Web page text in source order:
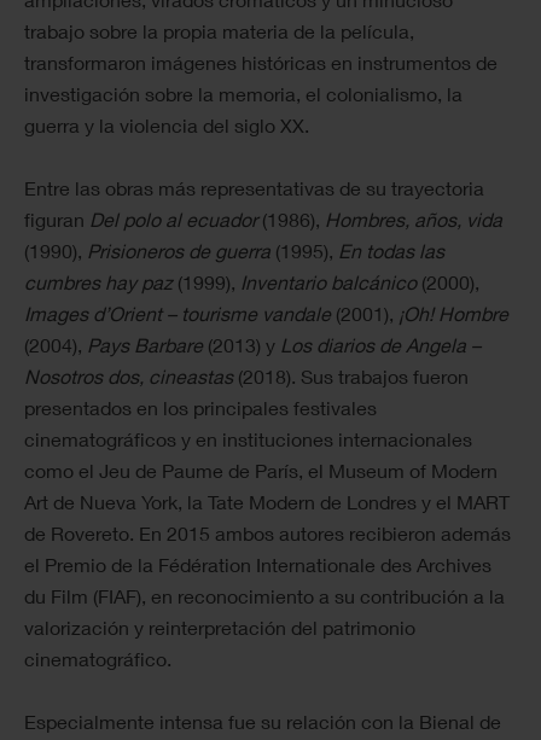
trabajo sobre la propia materia de la película,
transformaron imágenes históricas en instrumentos de
investigación sobre la memoria, el colonialismo, la
guerra y la violencia del siglo XX.
Entre las obras más representativas de su trayectoria
figuran Del polo al ecuador(1986), Hombres, años, vida
(1990), Prisioneros de guerra (1995), En todas las
cumbres hay paz(1999), Inventario balcánico(2000),
Images d’Orient – tourisme vandale (2001), ¡Oh! Hombre
(2004), Pays Barbare (2013) y Los diarios de Angela –
Nosotros dos, cineastas(2018). Sus trabajos fueron
presentados en los principales festivales
cinematográficos y en instituciones internacionales
como el Jeu de Paume de París, el Museum of Modern
Art de Nueva York, la Tate Modern de Londres y el MART
de Rovereto. En 2015 ambos autores recibieron además
el Premio de la Fédération Internationale des Archives
du Film (FIAF), en reconocimiento a su contribución a la
valorización y reinterpretación del patrimonio
cinematográfico.
Especialmente intensa fue su relación con la Bienal de